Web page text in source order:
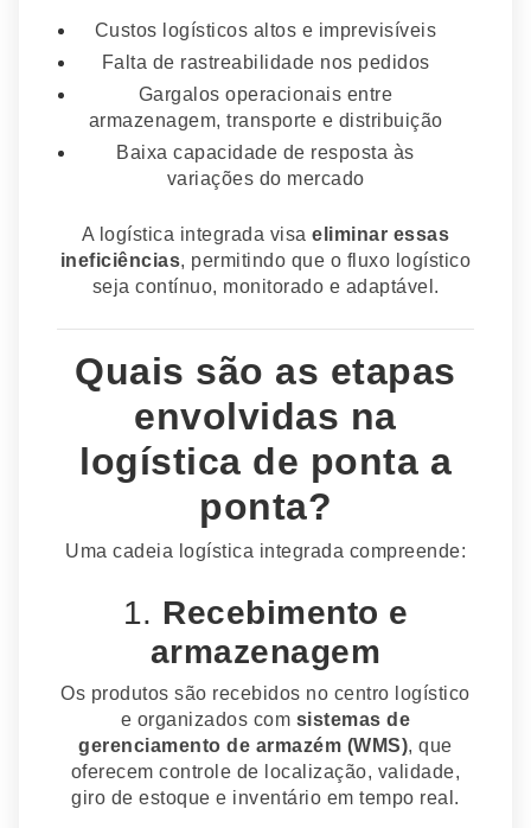
Custos logísticos altos e imprevisíveis
Falta de rastreabilidade nos pedidos
Gargalos operacionais entre
armazenagem, transporte e distribuição
Baixa capacidade de resposta às
variações do mercado
A logística integrada visaeliminar essas
ineficiências, permitindo que o fluxo logístico
seja contínuo, monitorado e adaptável.
Quais são as etapas
envolvidas na
logística de ponta a
ponta?
Uma cadeia logística integrada compreende:
1. Recebimento e
armazenagem
Os produtos são recebidos no centro logístico
e organizados com sistemas de
gerenciamento de armazém (WMS), que
oferecem controle de localização, validade,
giro de estoque e inventário em tempo real.